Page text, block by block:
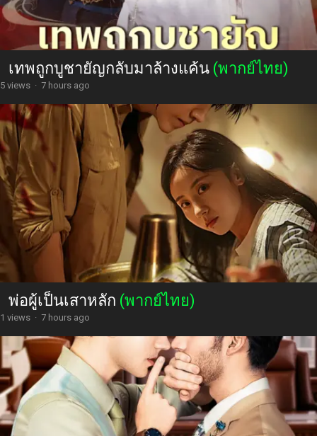
เทพถูกบูชายัญกลับมาล้างแค้น (พากย์ไทย)
5 views · 7 hours ago
พ่อผู้เป็นเสาหลัก (พากย์ไทย)
1 views · 7 hours ago